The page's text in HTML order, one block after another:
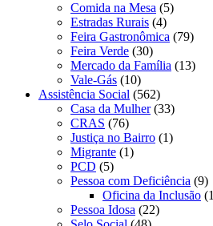
Comida na Mesa (5)
Estradas Rurais (4)
Feira Gastronômica (79)
Feira Verde (30)
Mercado da Família (13)
Vale-Gás (10)
Assistência Social (562)
Casa da Mulher(33)
CRAS (76)
Justiça no Bairro (1)
Migrante (1)
PCD (5)
Pessoa com Deficiência (9)
Oficina da Inclusão
Pessoa Idosa (22)